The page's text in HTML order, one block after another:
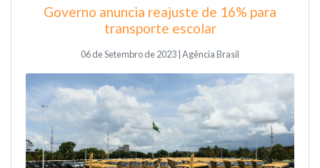
Governo anuncia reajuste de 16% para
transporte escolar
06 de Setembro de 2023 | Agência Brasil